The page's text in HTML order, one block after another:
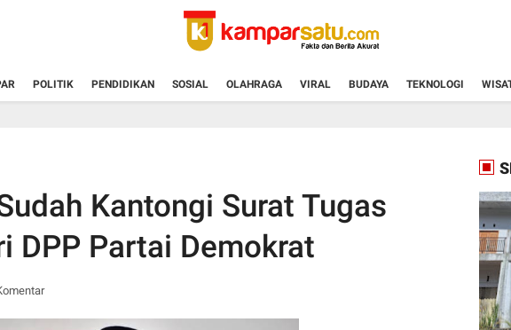
POLITIK PENDIDIKAN SOSIAL OLAHRAGA VIRAL BUDAYA TEKNOLOGI
Kantongi Surat Tugas
DPP Partai Demokrat